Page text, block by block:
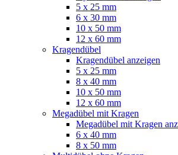
5 x 25 mm
6 x 30 mm
10 x 50 mm
12 x 60 mm
Kragendübel
Kragendübel anzeigen
5 x 25 mm
8 x 40 mm
10 x 50 mm
12 x 60 mm
Megadübel mit Kragen
Megadübel mit Kragen
6 x 40 mm
8 x 50 mm